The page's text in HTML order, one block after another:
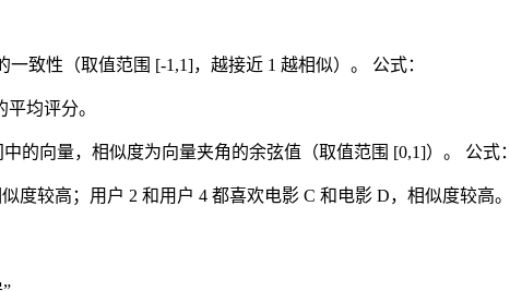
一致性（取值范围 [-1,1]，越接近 1 越相似）。 公式：
平均评分。
的向量，相似度为向量夹角的余弦值（取值范围 [0,1]）。 公式：
度较高；用户 2 和用户 4 都喜欢电影 C 和电影 D，相似度较高。